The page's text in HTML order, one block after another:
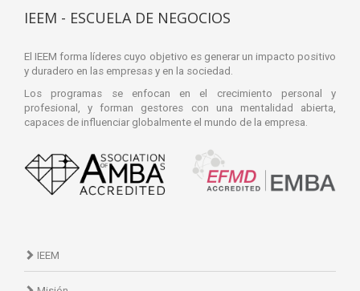
IEEM - ESCUELA DE NEGOCIOS
El IEEM forma líderes cuyo objetivo es generar un impacto positivo
y duradero en las empresas y en la sociedad.
Los programas se enfocan en el crecimiento personal y
profesional, y forman gestores con una mentalidad abierta,
capaces de influenciar globalmente el mundo de la empresa.
IEEM